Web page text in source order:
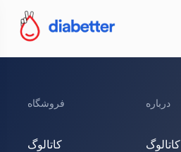
فروشگاه
کاتالوگ
درباره
کاتالوگ